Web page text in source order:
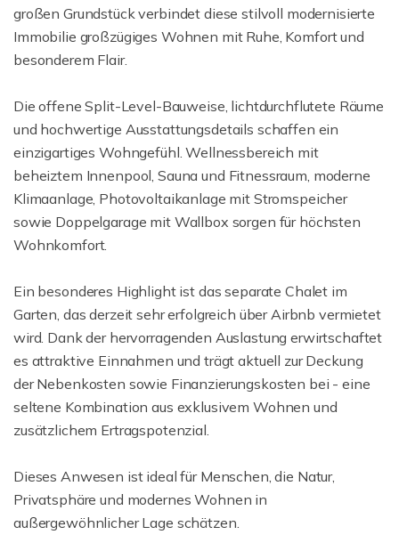
großen Grundstück verbindet diese stilvoll modernisierte
Immobilie großzügiges Wohnen mit Ruhe, Komfort und
besonderem Flair.
Die offene Split-Level-Bauweise, lichtdurchflutete Räume
und hochwertige Ausstattungsdetails schaffen ein
einzigartiges Wohngefühl. Wellnessbereich mit
beheiztem Innenpool, Sauna und Fitnessraum, moderne
Klimaanlage, Photovoltaikanlage mit Stromspeicher
sowie Doppelgarage mit Wallbox sorgen für höchsten
Wohnkomfort.
Ein besonderes Highlight ist das separate Chalet im
Garten, das derzeit sehr erfolgreich über Airbnb vermietet
wird. Dank der hervorragenden Auslastung erwirtschaftet
es attraktive Einnahmen und trägt aktuell zur Deckung
der Nebenkosten sowie Finanzierungskosten bei - eine
seltene Kombination aus exklusivem Wohnen und
zusätzlichem Ertragspotenzial.
Dieses Anwesen ist ideal für Menschen, die Natur,
Privatsphäre und modernes Wohnen in
außergewöhnlicher Lage schätzen.